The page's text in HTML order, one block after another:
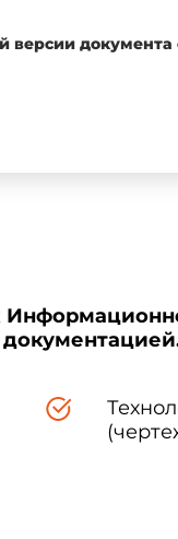
версии документа